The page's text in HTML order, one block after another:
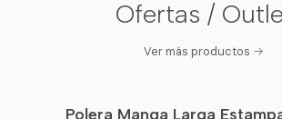
Ofertas /
Ver más productos
Polera Manga Larga